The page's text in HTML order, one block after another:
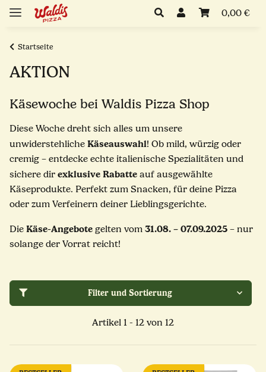
0,00 €
Startseite
AKTION
Käsewoche bei Waldis Pizza Shop
Diese Woche dreht sich alles um unsere
unwiderstehliche Käseauswahl! Ob mild, würzig oder
cremig – entdecke echte italienische Spezialitäten und
sichere dir exklusive Rabatte auf ausgewählte
Käseprodukte. Perfekt zum Snacken, für deine Pizza
oder zum Verfeinern deiner Lieblingsgerichte.
Die Käse-Angebote gelten vom 31.08. – 07.09.2025 – nur
solange der Vorrat reicht!
Filter und Sortierung
Artikel 1 - 12 von 12